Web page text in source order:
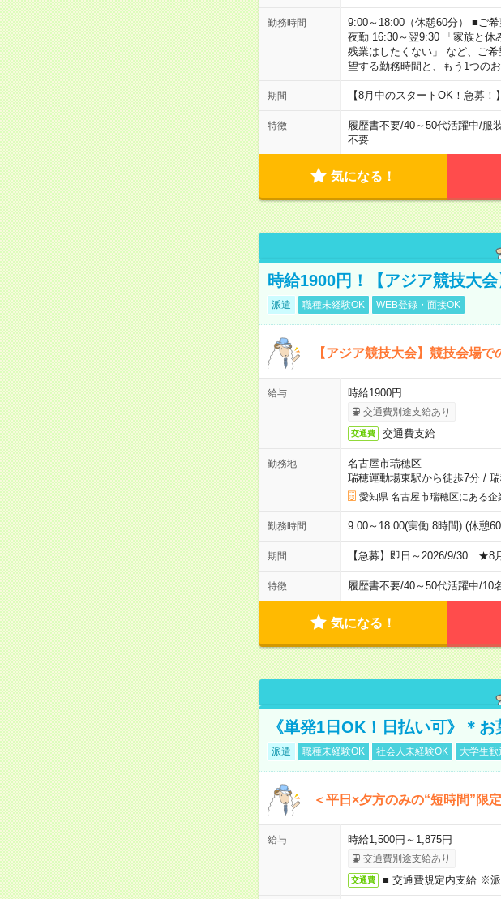
勤務時間
9:00～18:00（休憩60分） ■ご
夜勤 16:30～翌9:30 「家族と休
残業はしたくない」 など、ご
望する勤務時間と、もう1つの
期間 【8月中のスタートOK！急募
特徴 履歴書不要/40～50代活躍中/服
不要
気になる！
時給1900円！【アジア競技大
派遣 職種未経験OK WEB登録・面接OK
【アジア競技大会】競技会場で
給与 時給1900円
交通費別途支給あり
交通費 交通費支給
勤務地
名古屋市瑞穂区
瑞穂運動場東駅から徒歩7分/
愛知県 名古屋市瑞穂区にある企
勤務時間 9:00～18:00(実働:8時間) (休憩
期間 【急募】即日～2026/9/30 ★8
特徴 履歴書不要/40～50代活躍中/10
気になる！
《単発1日OK！日払い可》＊
派遣 職種未経験OK 社会人未経験OK 大学生歓
＜平日×夕方のみの“短時間”限
給与 時給1,500円～1,875円
交通費別途支給あり
交通費 ■ 交通費規定内支給 ※